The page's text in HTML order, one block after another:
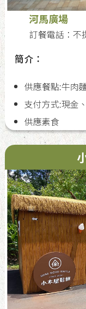
河馬廣場
訂餐電話：不
簡介：
供應餐點:牛肉
支付方式:現金
供應素食